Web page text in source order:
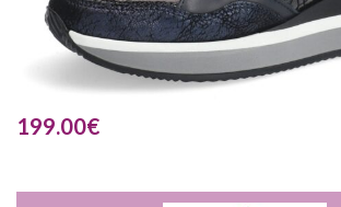
199.00€